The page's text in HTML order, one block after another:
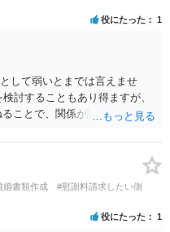
役にたった 1
して弱いとまでは言えませ
討することもあり得ますが、
ことで、関係が認定される余
護士に相談されることをおす
婚書類作成
#慰謝料請求したい側
役にたった 1